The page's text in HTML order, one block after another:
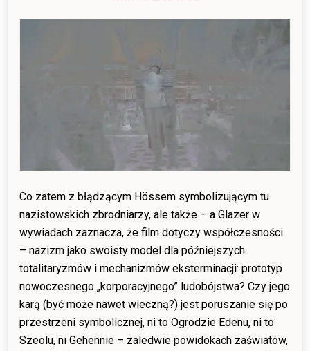
25/04/202425/04/2024
Co zatem z błądzącym Hössem symbolizującym tu
nazistowskich zbrodniarzy, ale także – a Glazer w
wywiadach zaznacza, że film dotyczy współczesności
– nazizm jako swoisty model dla późniejszych
totalitaryzmów i mechanizmów eksterminacji: prototyp
nowoczesnego „korporacyjnego” ludobójstwa? Czy jego
karą (być może nawet wieczną?) jest poruszanie się po
przestrzeni symbolicznej, ni to Ogrodzie Edenu, ni to
Szeolu, ni Gehennie – zaledwie powidokach zaświatów,